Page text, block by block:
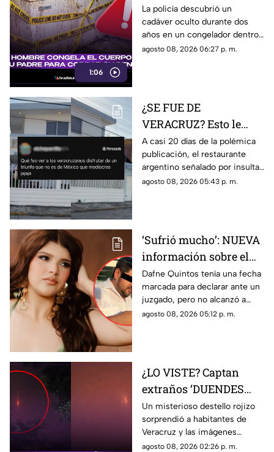
1:06
su padre para seguir
cobrando su pensión;
esto se sabe
La policía descubrió un
cadáver oculto durante dos
años en un congelador dentro
de una vivienda, mientras el
agosto 08, 2026 06:27 p. m.
¿SE FUE DE
VERACRUZ? Esto le
pasó al restaurante
argentino que INSULTÓ
a los veracruzanos
llamándolos
A casi 20 días de la polémica
publicación, el restaurante
argentino señalado por insultar
a veracruzanos volvió a operar
agosto 08, 2026 05:43 p. m.
‘Sufrió mucho’: NUEVA
información sobre el
caso de Dafne Quintos
revela que declararía
en contra de su padre;
¿de qué lo acusaba?
Dafne Quintos tenía una fecha
marcada para declarar ante un
juzgado, pero no alcanzó a
rendir el testimonio que
agosto 08, 2026 05:12 p. m.
¿LO VISTE? Captan
extraños ‘DUENDES
ROJOS’ en el cielo de
Veracruz (+VIDEO)
Un misterioso destello rojizo
sorprendió a habitantes de
Veracruz y las imágenes
rápidamente se viralizaron en
agosto 08, 2026 02:26 p. m.